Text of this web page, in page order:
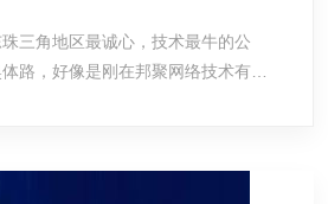
三角地区最诚心，技术最牛的公
路，好像是刚在邦聚网络技术有限